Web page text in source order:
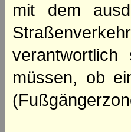
mit dem
müssen, ob